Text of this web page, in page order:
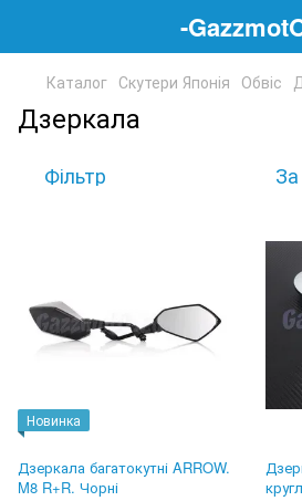
-
Каталог Скутери Японія Обвіс
Дзеркала
Фільтр
Новинка
Дзеркала багатокутні ARROW.
M8 R+R. Чорні